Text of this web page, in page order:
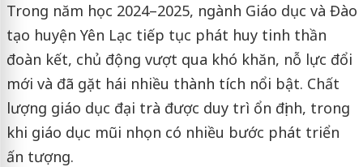
Trong năm học 2024–2025, ngành Giáo dục và Đào
tạo huyện Yên Lạc tiếp tục phát huy tinh thần
đoàn kết, chủ động vượt qua khó khăn, nỗ lực đổi
mới và đã gặt hái nhiều thành tích nổi bật. Chất
lượng giáo dục đại trà được duy trì ổn định, trong
khi giáo dục mũi nhọn có nhiều bước phát triển
ấn tượng.